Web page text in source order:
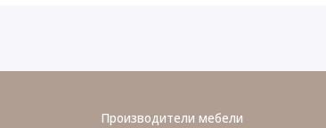
Производители мебели